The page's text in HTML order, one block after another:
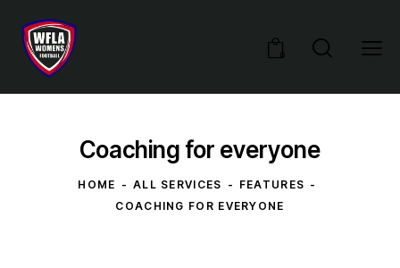
0
Coaching for everyone
HOME ALL SERVICES
FEATURES
COACHING FOR EVERYONE